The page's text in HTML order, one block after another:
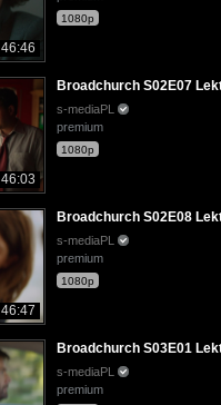
46:46
1080p
46:03
Broadchurch S02E07
s-mediaPL
premium
1080p
46:47
Broadchurch S02E08
s-mediaPL
premium
1080p
Broadchurch S03E01
s-mediaPL
premium